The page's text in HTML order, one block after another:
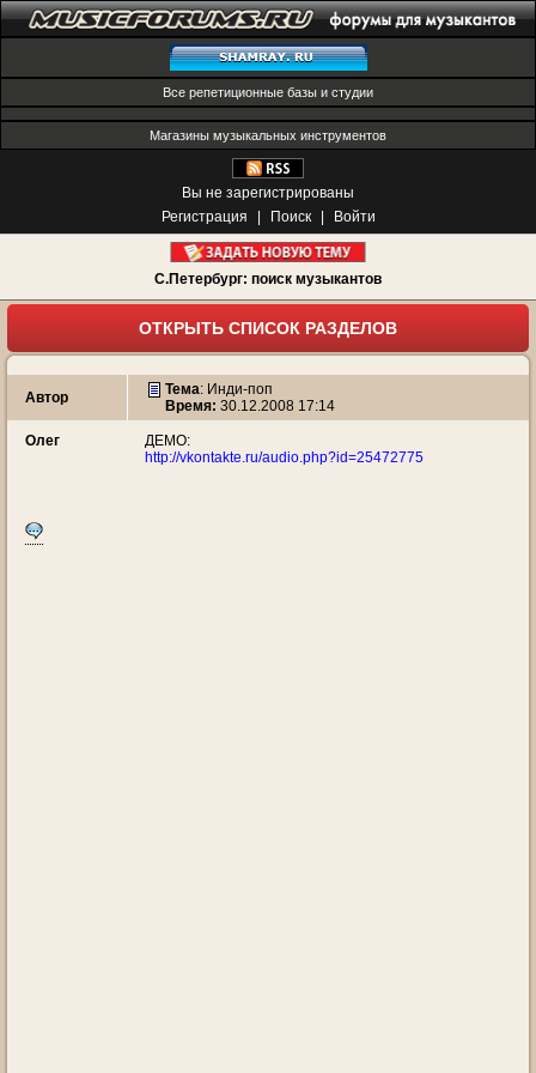
Все репетиционные базы и студии
Магазины музыкальных инструментов
Вы не зарегистрированы
Регистрация
Поиск Войти
С.Петербург: поиск музыкантов
ОТКРЫТЬ СПИСОК РАЗДЕЛОВ
Автор Тема: Инди-поп
Время: 30.12.2008 17:14
Олег
ДЕМО:
http://vkontakte.ru/audio.php?id=25472775